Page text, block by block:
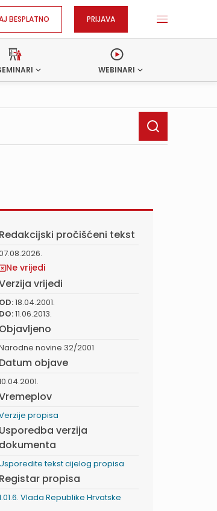
BESPLATNO PRIJAVA
WEBINARI
Redakcijski pročišćeni tekst
Ne vrijedi
vrijedi
OD:18.04.2001.
DO:11.06.2013.
Objavljeno
novine 32/2001
Datum objave
propisa
Usporedba verzija
dokumenta
tekst cijelog propisa
Registar propisa
Vlada Republike Hrvatske